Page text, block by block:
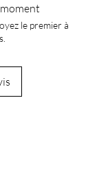
le premier à